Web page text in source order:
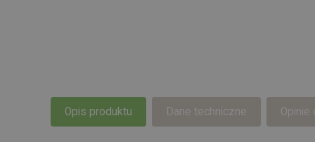
Opis produktu Dane techniczne Opinie